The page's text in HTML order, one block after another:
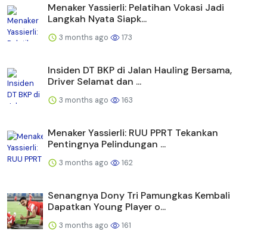
Menaker Yassierli: Pelatihan Vokasi Jadi
Langkah Nyata Siapk...
3 months ago 173
Insiden DT BKP di Jalan Hauling Bersama,
Driver Selamat dan ...
3 months ago 163
Menaker Yassierli: RUU PPRT Tekankan
Pentingnya Pelindungan ...
3 months ago 162
Senangnya Dony Tri Pamungkas Kembali
Dapatkan Young Player o...
3 months ago 161